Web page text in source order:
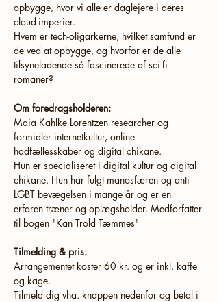
opbygge, hvor vi alle er daglejere i deres
cloud-imperier.
Hvem er tech-oligarkerne, hvilket samfund er
de ved at opbygge, og hvorfor er de alle
tilsyneladende så fascinerede af sci-fi
romaner?
Om foredragsholderen:
Maia Kahlke Lorentzen researcher og
formidler internetkultur, online
hadfællesskaber og digital chikane.
Hun er specialiseret i digital kultur og digital
chikane. Hun har fulgt manosfæren og anti-
LGBT bevægelsen i mange år og er en
erfaren træner og oplægsholder. Medforfatter
til bogen "Kan Trold Tæmmes"
Tilmelding & pris:
Arrangementet koster 60 kr. og er inkl. kaffe
og kage.
Tilmeld dig vha. knappen nedenfor og betal i